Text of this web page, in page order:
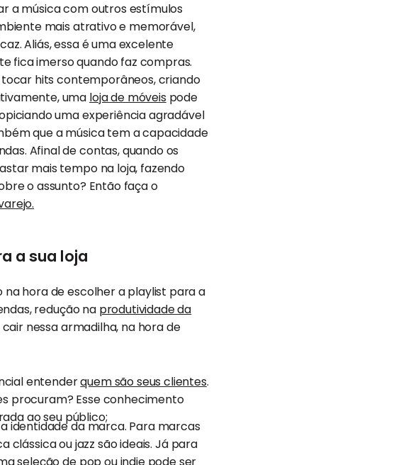
a música com outros estímulos
mais atrativo e memorável,
Aliás, essa é uma excelente
fica imerso quando faz compras.
hits contemporâneos, criando
uma loja de móveis pode
uma experiência agradável
que a música tem a capacidade
Afinal de contas, quando os
mais tempo na loja, fazendo
o assunto? Então faça o
a sua loja
hora de escolher a playlist para a
redução na produtividade da
nessa armadilha, na hora de
entenderquem são seus clientes.
procuram? Esse conhecimento
ao seu público;
identidade da marca. Para marcas
clássica ou jazz são ideais. Já para